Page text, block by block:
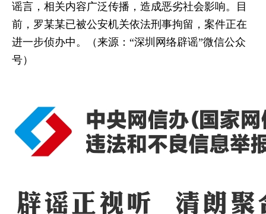
谣言，相关内容广泛传播，造成恶劣社会影响。目
前，罗某某已被公安机关依法刑事拘留，案件正在
进一步侦办中。（来源：“深圳网络辟谣”微信公众
号）